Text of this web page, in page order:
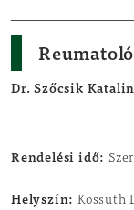
Dr. Szőcsik Katalin
Rendelési idő:
Helyszín: Kossuth